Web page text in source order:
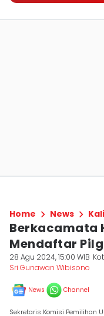
Home News
Berkacamata
Mendaftar
28 Agu 2024, 15:00 WIB
Sri Gunawan Wibisono
News Channel
Sekretaris Komisi Pemilihan